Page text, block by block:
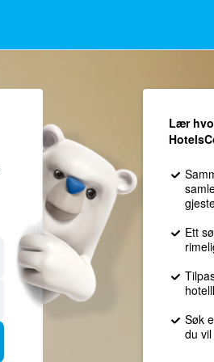
Lær
Ett
Søk
du